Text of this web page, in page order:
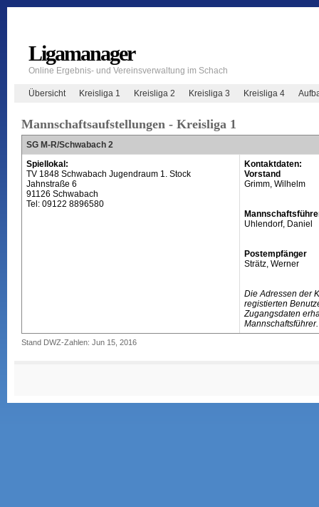
Ligamanager
Online Ergebnis- und Vereinsverwaltung im Schach
Übersicht Kreisliga 1 Kreisliga 2 Kreisliga 3 Kreisliga 4
Mannschaftsaufstellungen - Kreisliga 1
SG M-R/Schwabach 2
Spiellokal:
TV 1848 Schwabach Jugendraum 1. Stock
Jahnstraße 6
91126 Schwabach
Tel: 09122 8896580
Kontaktdaten:
Vorstand
Grimm, Wilhelm
Uhlendorf, Daniel
Postempfänger
Strätz, Werner
Die Adressen der
registierten
Zugangsdaten
Mannschaftsführer.
Stand DWZ-Zahlen: Jun 15, 2016